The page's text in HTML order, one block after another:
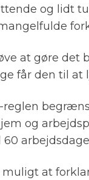
og lidt
at gøre det
får den til at
reglen
og
60
muligt at